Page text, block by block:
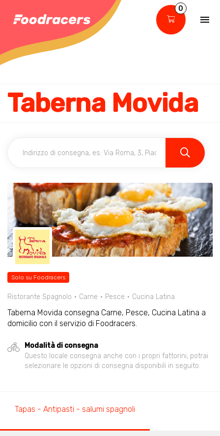
0
Taberna Movida
Solo su Foodracers
Ristorante Spagnolo Carne Pesce Cucina Latina
Taberna Movida consegna Carne, Pesce, Cucina Latina a
domicilio con il servizio di Foodracers.
Modalità di consegna
Questo locale consegna anche con i propri fattorini, potrai
selezionare le opzioni di consegna disponibili in seguito.
Tapas - Antipasti - salumi spagnoli